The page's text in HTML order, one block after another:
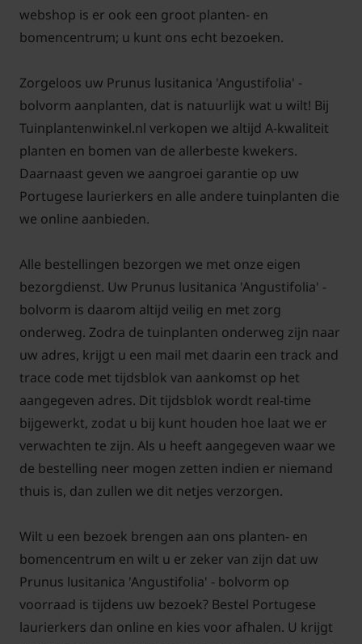
vooral als hij in een pot staat. Vergeet niet om
tijdens het groeiseizoen te bemesten voor een
Overwinteren
De Prunus lusitanica 'Angustifolia' is redelijk
winterhard, maar in zeer koude klimaten kan het
nodig zijn om extra bescherming te bieden. Dit is
vooral het geval wanneer de plant in potten wordt
wortels niet volledig bevriest. Het gebruik van een
winterbeschermingshoes of het aanbrengen van
een dikke laag mulch rond de basis van de plant kan
helpen om deze te beschermen tegen strenge vorst.
In gebieden met milde winters is geen speciale
winterbescherming nodig.
Deze groenblijvende struik is een uitstekende keuze
voor diegenen die op zoek zijn naar een
onderhoudsarme, toch stijlvolle toevoeging aan hun
tuin of landschap. Met de juiste zorg en onderhoud,
schoonheid en structuur bieden.
webshop is er ook een groot planten- en
bomencentrum; u kunt ons echt bezoeken.
Zorgeloos uw Prunus lusitanica 'Angustifolia' -
bolvorm aanplanten, dat is natuurlijk wat u wilt! Bij
Tuinplantenwinkel.nl verkopen we altijd A-kwaliteit
planten en bomen van de allerbeste kwekers.
Daarnaast geven we aangroei garantie op uw
Portugese laurierkers en alle andere tuinplanten die
we online aanbieden.
Alle bestellingen bezorgen we met onze eigen
bezorgdienst. Uw Prunus lusitanica 'Angustifolia' -
bolvorm is daarom altijd veilig en met zorg
onderweg. Zodra de tuinplanten onderweg zijn naar
uw adres, krijgt u een mail met daarin een track and
trace code met tijdsblok van aankomst op het
aangegeven adres. Dit tijdsblok wordt real-time
bijgewerkt, zodat u bij kunt houden hoe laat we er
verwachten te zijn. Als u heeft aangegeven waar we
de bestelling neer mogen zetten indien er niemand
thuis is, dan zullen we dit netjes verzorgen.
Wilt u een bezoek brengen aan ons planten- en
bomencentrum en wilt u er zeker van zijn dat uw
Prunus lusitanica 'Angustifolia' - bolvorm op
voorraad is tijdens uw bezoek? Bestel Portugese
laurierkers dan online en kies voor afhalen. U krijgt